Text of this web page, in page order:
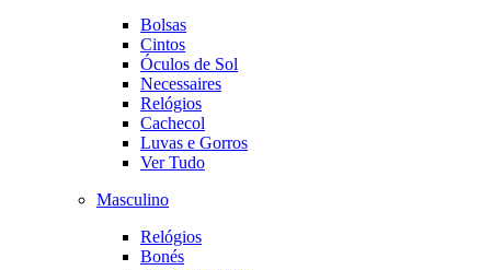
Bolsas
Cintos
Óculos de Sol
Necessaires
Relógios
Cachecol
Luvas e Gorros
Ver Tudo
Masculino
Relógios
Bonés